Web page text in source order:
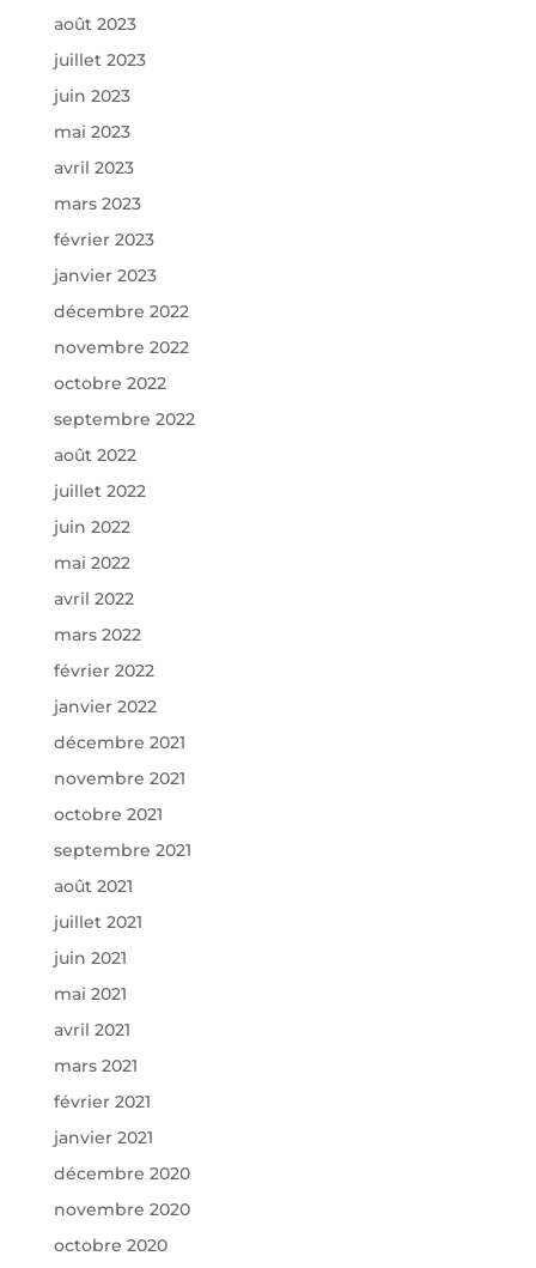
août 2023
juillet 2023
juin 2023
mai 2023
avril 2023
mars 2023
février 2023
janvier 2023
décembre 2022
novembre 2022
octobre 2022
septembre 2022
août 2022
juillet 2022
juin 2022
mai 2022
avril 2022
mars 2022
février 2022
janvier 2022
décembre 2021
novembre 2021
octobre 2021
septembre 2021
août 2021
juillet 2021
juin 2021
mai 2021
avril 2021
mars 2021
février 2021
janvier 2021
décembre 2020
novembre 2020
octobre 2020